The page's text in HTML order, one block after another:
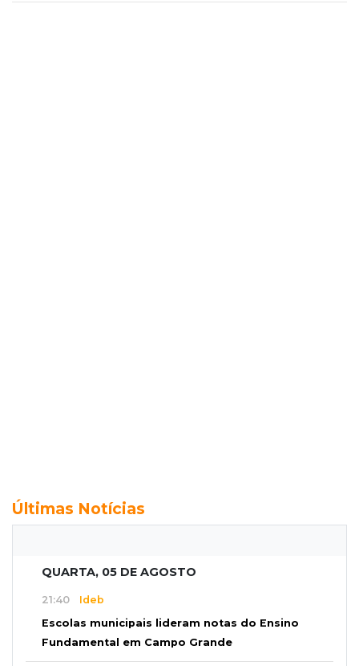
Últimas Notícias
QUARTA, 05 DE AGOSTO
21:40 Ideb
Escolas municipais lideram notas do Ensino
Fundamental em Campo Grande